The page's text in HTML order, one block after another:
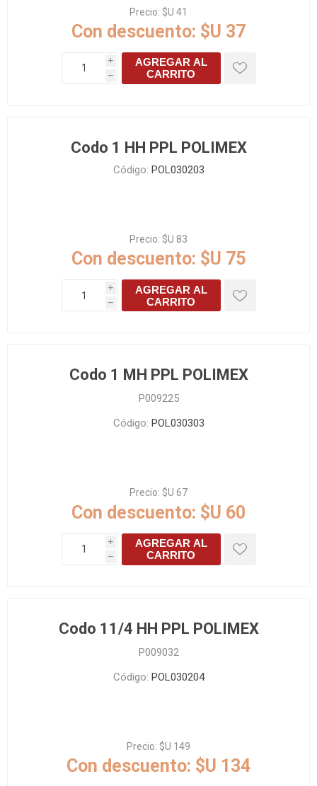
Precio: $U 41
Con descuento: $U 37
i
h
AGREGAR AL
CARRITO
Codo 1 HH PPL POLIMEX
Código: POL030203
Precio: $U 83
Con descuento: $U 75
i
h
AGREGAR AL
CARRITO
Codo 1 MH PPL POLIMEX
P009225
Código: POL030303
Precio: $U 67
Con descuento: $U 60
i
h
AGREGAR AL
CARRITO
Codo 11/4 HH PPL POLIMEX
P009032
Código: POL030204
Precio: $U 149
Con descuento: $U 134